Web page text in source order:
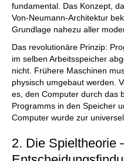
fundamental. Das Konzept,
Von-Neumann-Architektur
Grundlage nahezu aller
Das revolutionäre Prinzip:
im selben Arbeitsspeicher
nicht. Frühere Maschinen
physisch umgebaut werden.
es, den Computer durch das
Programms in den Speicher
Computer wurde zur
2. Die Spieltheorie